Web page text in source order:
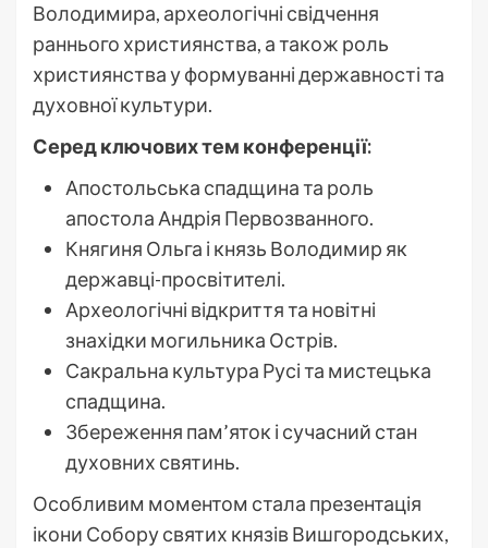
Володимира, археологічні свідчення
раннього християнства, а також роль
християнства у формуванні державності та
духовної культури.
Серед ключових тем конференції:
Апостольська спадщина та роль
апостола Андрія Первозванного.
Княгиня Ольга і князь Володимир як
державці-просвітителі.
Археологічні відкриття та новітні
знахідки могильника Острів.
Сакральна культура Русі та мистецька
спадщина.
Збереження пам’яток і сучасний стан
духовних святинь.
Особливим моментом стала презентація
ікони Собору святих князів Вишгородських,